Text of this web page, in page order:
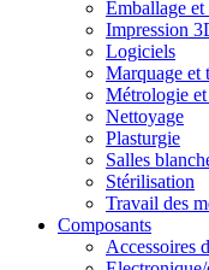
Emballage
Impression
Logiciels
Marquage et
Métrologie
Nettoyage
Plasturgie
Salles
Stérilisation
Travail des
Composants
Accessoires